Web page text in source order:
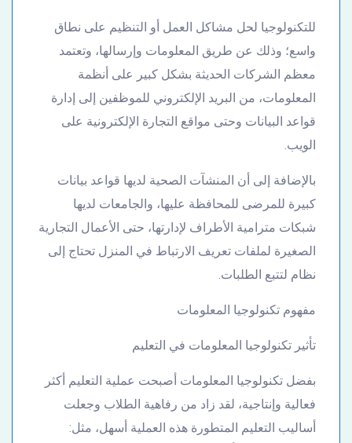
للتكنولوجيا لحل مشاكل العمل أو التنظيم على نطاق
واسع؛ وذلك عن طريق المعلومات وإرسالها، وتعتمد
معظم الشركات الحديثة بشكل كبير على أنظمة
المعلومات، من البريد الإلكتروني للموظفين إلى إدارة
قواعد البيانات وحتى مواقع التجارة الإلكترونية على
الويب.
بالإضافة إلى أن المنشآت الصحية لديها قواعد بيانات
كبيرة للمرضى للمحافظة عليها، والجامعات لديها
شبكات مترامية الأطراف لإدارتها، حتى الأعمال التجارية
الصغيرة لملفات تعريف الارتباط في المنزل تحتاج إلى
نظام لتتبع الطلبات.
مفهوم تكنولوجيا المعلومات
تأثير تكنولوجيا المعلومات في التعليم
بفضل تكنولوجيا المعلومات أصبحت عملية التعليم أكثر
فعالية وإنتاجية، لقد زاد من رفاهية الطلاب وجعلت
أساليب التعليم المتطورة هذه العملية أسهل، مثل: